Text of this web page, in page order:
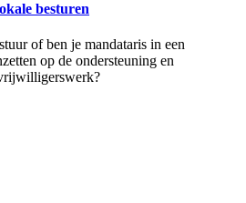
besturen
of ben je mandataris in een
op de ondersteuning en